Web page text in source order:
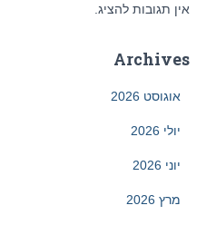
אין תגובות להציג.
Archives
אוגוסט 2026
יולי 2026
יוני 2026
מרץ 2026